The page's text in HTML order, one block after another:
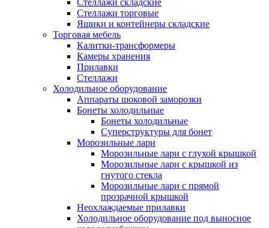
Стеллажи складские
Стеллажи торговые
Ящики и контейнеры складские
Торговая мебель
Калитки-трансформеры
Камеры хранения
Прилавки
Стеллажи
Холодильное оборудование
Аппараты шоковой заморозки
Бонеты холодильные
Бонеты холодильные
Суперструктуры для бонет
Морозильные лари
Морозильные лари с глухой крышкой
Морозильные лари с крышкой из
гнутого стекла
Морозильные лари с прямой
прозрачной крышкой
Неохлаждаемые прилавки
Холодильное оборудование под выносное